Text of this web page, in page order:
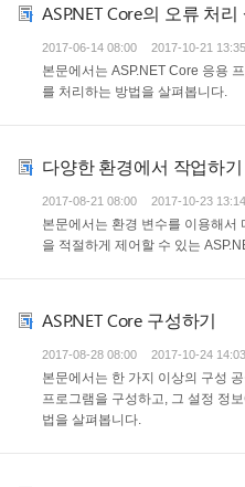
ASP.NET Core의 오류 처
2017-06-14 08:00 2017-10-21 13:35
본문에서는 ASP.NET Core 응용
를 처리하는 방법을 살펴봅니다.
다양한 환경에서 작업하기
2017-08-21 08:00 2017-10-23 13:14
본문에서는 환경 변수를 이용해서
을 적절하게 제어할 수 있는
ASP.NET Core 구성하기
2017-08-28 08:00 2017-10-24 14:03
본문에서는 한 가지 이상의 구성
프로그램을 구성하고, 그 설정 정
법을 살펴봅니다.